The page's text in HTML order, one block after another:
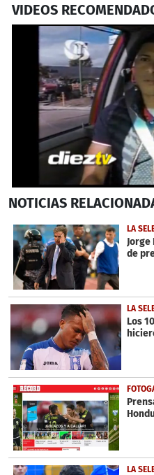
VIDEOS
seconds
5
minutes,
35
seconds
NOTICIAS
LA
de
LA
Los
LA